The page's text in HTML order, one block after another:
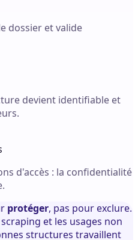
dossier et valide
devient identifiable et
d'accès : la confidentialité
protéger, pas pour exclure.
et les usages non
structures travaillent